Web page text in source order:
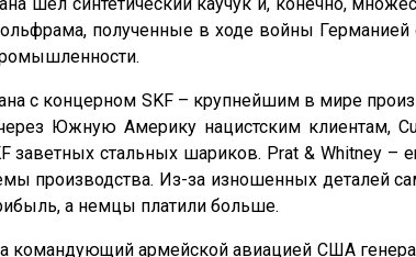
шёл синтетический каучук и, конечно,
полученные в ходе войны
с концерном SKF – крупнейшим в мире
Южную Америку нацистским клиентам,
заветных стальных шариков. Prat & Whitney
производства. Из-за изношенных деталей
а немцы платили больше.
командующий армейской авиацией США